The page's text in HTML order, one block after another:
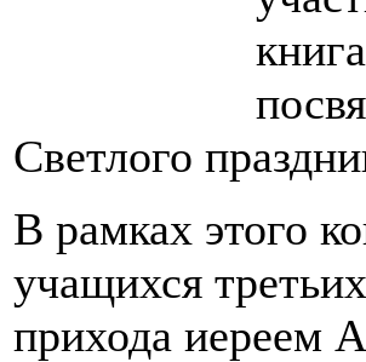
Светлого
В рамках этого
учащихся
прихода иереем